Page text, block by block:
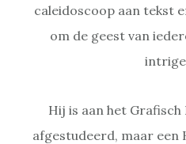
caleidoscoop aan tekst
om de geest van
Hij is aan het
afgestudeerd, maar een